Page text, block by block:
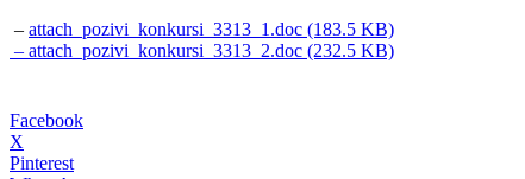
– attach_pozivi_konkursi_3313_1.doc (183.5 KB)
– attach_pozivi_konkursi_3313_2.doc (232.5 KB)
Facebook
X
Pinterest